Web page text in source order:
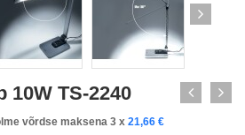
10W TS-2240
võrdse maksena 3 x 21,66 €